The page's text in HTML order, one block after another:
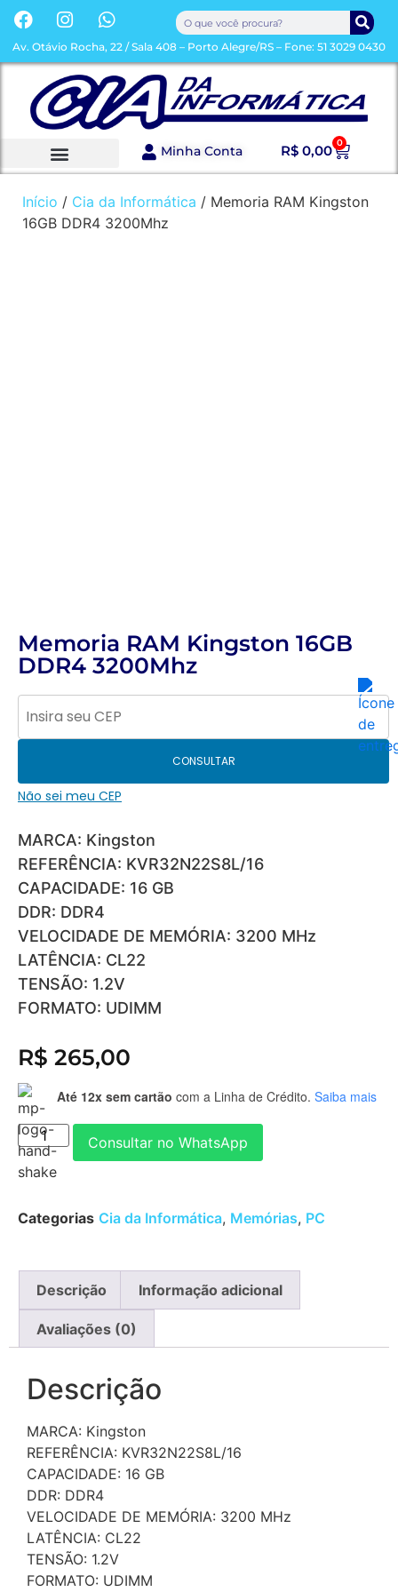
Av. Otávio Rocha, 22 / Sala 408 – Porto Alegre/RS – Fone: 51 3029 0430
Minha Conta R$ 0,00 0
Início / Cia da Informática / Memoria RAM Kingston
16GB DDR4 3200Mhz
Memoria RAM Kingston 16GB
DDR4 3200Mhz
CONSULTAR
Não sei meu CEP
MARCA: Kingston
REFERÊNCIA: KVR32N22S8L/16
CAPACIDADE: 16 GB
DDR: DDR4
VELOCIDADE DE MEMÓRIA: 3200 MHz
LATÊNCIA: CL22
TENSÃO: 1.2V
FORMATO: UDIMM
R$ 265,00
Até 12x sem cartão com a Linha de Crédito. Saiba mais
Consultar no WhatsApp
Categorias Cia da Informática, Memórias, PC
Descrição Informação adicional
Avaliações (0)
Descrição
MARCA: Kingston
REFERÊNCIA: KVR32N22S8L/16
CAPACIDADE: 16 GB
DDR: DDR4
VELOCIDADE DE MEMÓRIA: 3200 MHz
LATÊNCIA: CL22
TENSÃO: 1.2V
FORMATO: UDIMM